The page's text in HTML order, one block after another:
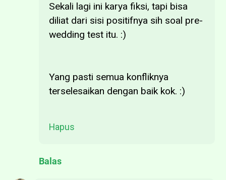
Sekali lagi ini karya fiksi, tapi bisa
diliat dari sisi positifnya sih soal pre-
wedding test itu. :)
Yang pasti semua konfliknya
terselesaikan dengan baik kok. :)
Hapus
Balas